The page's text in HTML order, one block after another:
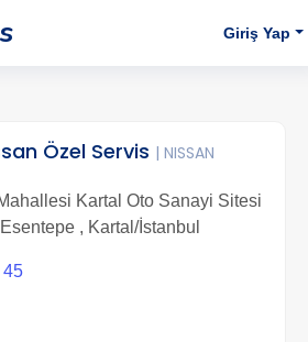
Giriş Yap
Özel Servis | NISSAN
Kartal Oto Sanayi Sitesi
, Kartal/İstanbul
45